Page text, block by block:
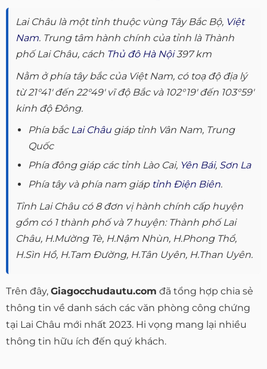
Lai Châu là một tỉnh thuộc vùng Tây Bắc Bộ, Việt
Nam. Trung tâm hành chính của tỉnh là Thành
phố Lai Châu, cách Thủ đô Hà Nội397 km
Nằm ở phía tây bắc của Việt Nam, có toạ độ địa lý
từ 21°41′ đến 22°49′ vĩ độ Bắc và 102°19′ đến 103°59′
kinh độ Đông.
Phía bắc Lai Châugiáp tỉnh Vân Nam, Trung
Quốc
Phía đông giáp các tỉnh Lào Cai, Yên Bái, Sơn La
Phía tây và phía nam giáp tỉnh Điện Biên.
Tỉnh Lai Châu có 8 đơn vị hành chính cấp huyện
gồm có 1 thành phố và 7 huyện: Thành phố Lai
Châu, H.Mường Tè, H.Nậm Nhùn, H.Phong Thổ,
H.Sìn Hồ, H.Tam Đường, H.Tân Uyên, H.Than Uyên.
Trên đây, Giagocchudautu.com đã tổng hợp chia sẻ
thông tin về danh sách các văn phòng công chứng
tại Lai Châu mới nhất 2023. Hi vọng mang lại nhiều
thông tin hữu ích đến quý khách.